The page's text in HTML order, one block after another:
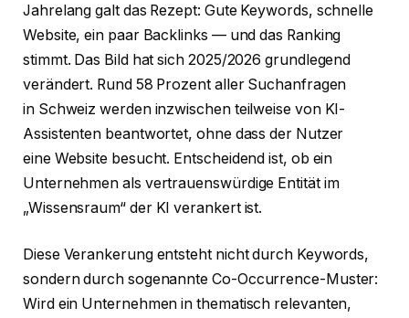
Jahrelang galt das Rezept: Gute Keywords, schnelle
Website, ein paar Backlinks — und das Ranking
stimmt. Das Bild hat sich 2025/2026 grundlegend
verändert. Rund 58 Prozent aller Suchanfragen
in Schweiz werden inzwischen teilweise von KI-
Assistenten beantwortet, ohne dass der Nutzer
eine Website besucht. Entscheidend ist, ob ein
Unternehmen als vertrauenswürdige Entität im
„Wissensraum“ der KI verankert ist.
Diese Verankerung entsteht nicht durch Keywords,
sondern durch sogenannte Co-Occurrence-Muster:
Wird ein Unternehmen in thematisch relevanten,